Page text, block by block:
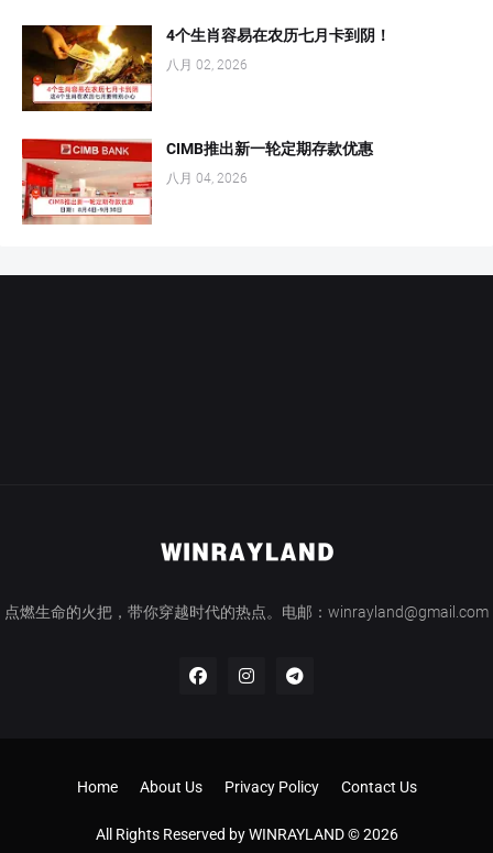
4个生肖容易在农历七月卡到阴！
八月 02, 2026
CIMB推出新一轮定期存款优惠
八月 04, 2026
点燃生命的火把，带你穿越时代的热点。电邮：winrayland@gmail.com
All Rights Reserved by WINRAYLAND © 2026
Home About Us Privacy Policy Contact Us